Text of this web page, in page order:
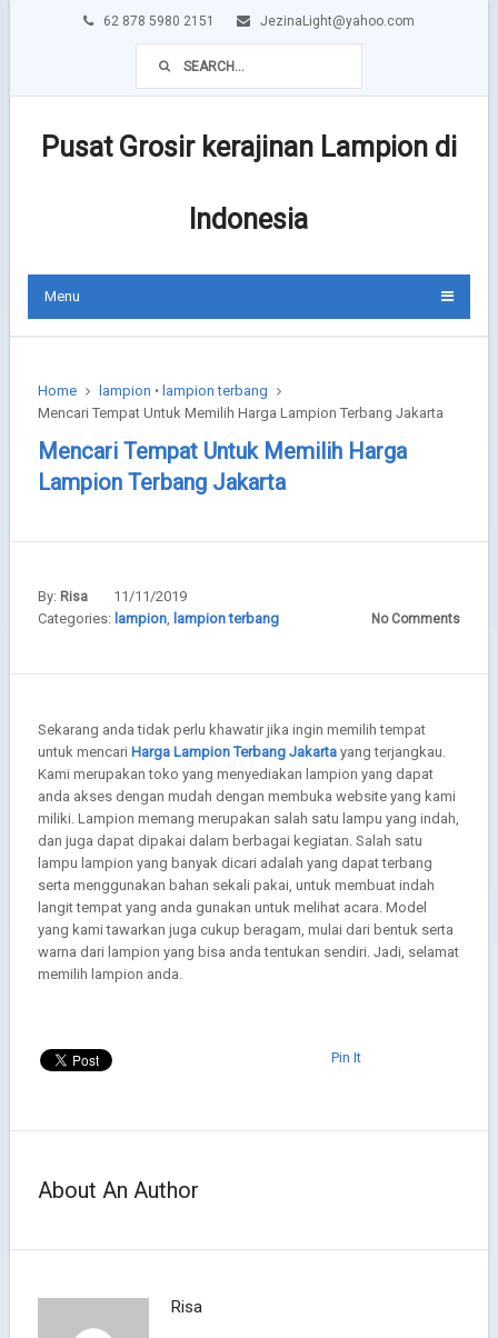
62 878 5980 2151 JezinaLight@yahoo.com
Pusat Grosir kerajinan Lampion di
Indonesia
Menu
Home lampion • lampion terbang
Mencari Tempat Untuk Memilih Harga Lampion Terbang Jakarta
Mencari Tempat Untuk Memilih Harga
Lampion Terbang Jakarta
By: Risa
11/11/2019
Categories: lampion, lampion terbang No Comments
Sekarang anda tidak perlu khawatir jika ingin memilih tempat
untuk mencari Harga Lampion Terbang Jakartayang terjangkau.
Kami merupakan toko yang menyediakan lampion yang dapat
anda akses dengan mudah dengan membuka website yang kami
miliki. Lampion memang merupakan salah satu lampu yang indah,
dan juga dapat dipakai dalam berbagai kegiatan. Salah satu
lampu lampion yang banyak dicari adalah yang dapat terbang
serta menggunakan bahan sekali pakai, untuk membuat indah
langit tempat yang anda gunakan untuk melihat acara. Model
yang kami tawarkan juga cukup beragam, mulai dari bentuk serta
warna dari lampion yang bisa anda tentukan sendiri. Jadi, selamat
memilih lampion anda.
Pin It
About An Author
Risa